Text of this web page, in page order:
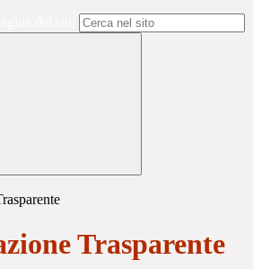
Trasparente